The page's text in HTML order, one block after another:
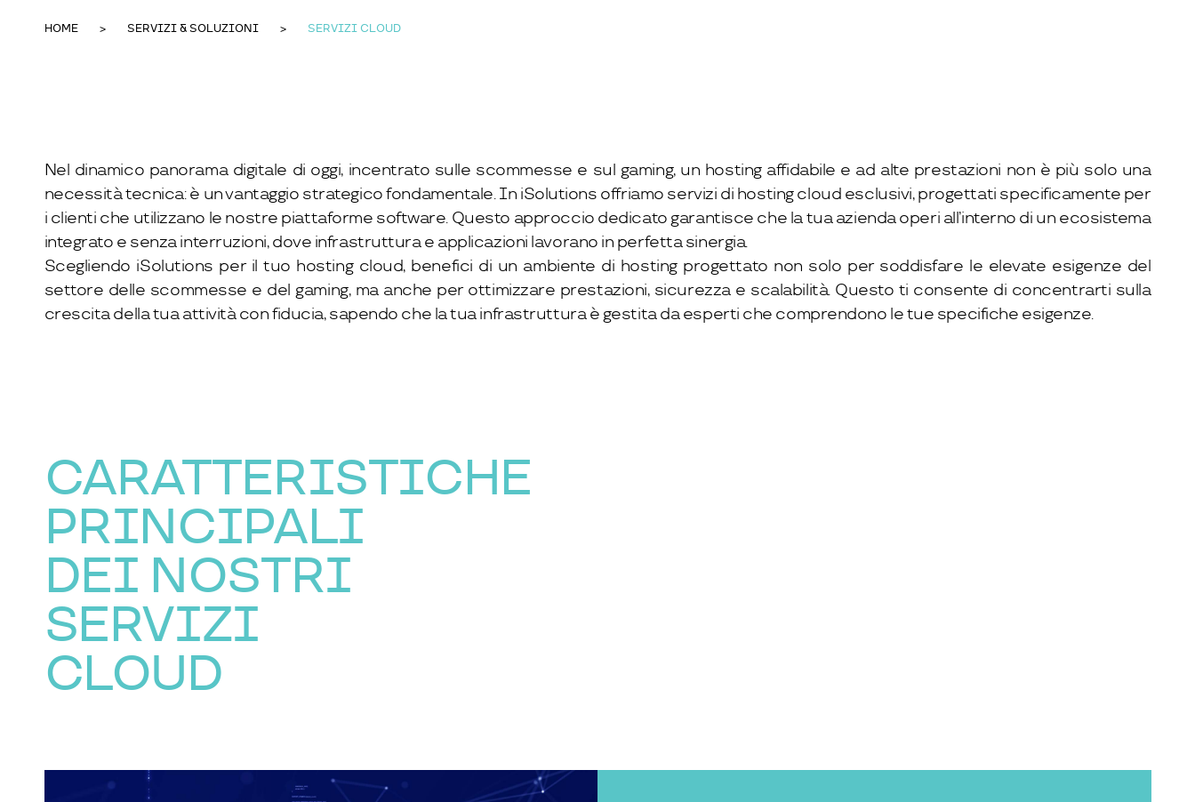
HOME SERVIZI & SOLUZIONI SERVIZI CLOUD
Nel dinamico panorama digitale di oggi, incentrato sulle scommesse e sul gaming, un hosting affidabile e ad alte prestazioni non è più solo una
necessità tecnica: è un vantaggio strategico fondamentale. In iSolutions offriamo servizi di hosting cloud esclusivi, progettati specificamente per
i clienti che utilizzano le nostre piattaforme software. Questo approccio dedicato garantisce che la tua azienda operi all’interno di un ecosistema
integrato e senza interruzioni, dove infrastruttura e applicazioni lavorano in perfetta sinergia.
Scegliendo iSolutions per il tuo hosting cloud, benefici di un ambiente di hosting progettato non solo per soddisfare le elevate esigenze del
settore delle scommesse e del gaming, ma anche per ottimizzare prestazioni, sicurezza e scalabilità. Questo ti consente di concentrarti sulla
crescita della tua attività con fiducia, sapendo che la tua infrastruttura è gestita da esperti che comprendono le tue specifiche esigenze.
CARATTERISTICHE
PRINCIPALI
DEI NOSTRI
SERVIZI
CLOUD